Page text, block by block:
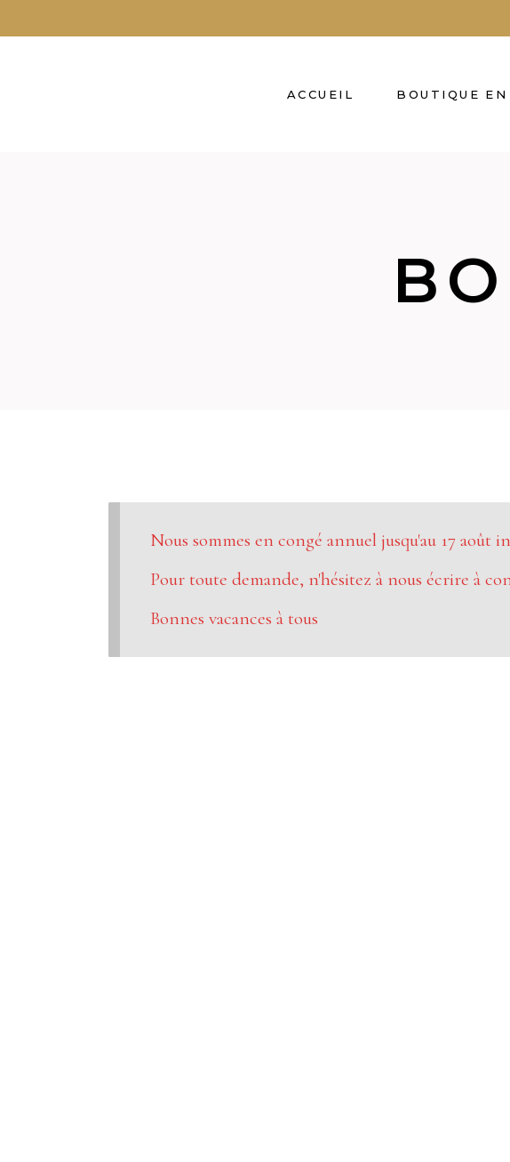
ACCUEIL BOUTIQUE
Nous sommes en congé annuel jusqu'au 17 août
Pour toute demande, n'hésitez à nous écrire à
Bonnes vacances à tous